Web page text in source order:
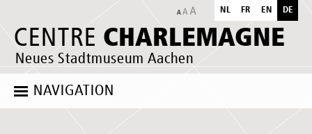
CENTRE CHARLEMAGNE
Neues Stadtmuseum Aachen
NL FR EN DE
NAVIGATION